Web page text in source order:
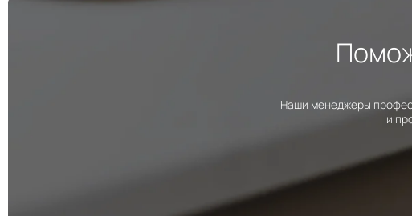
Наши менеджеры
и